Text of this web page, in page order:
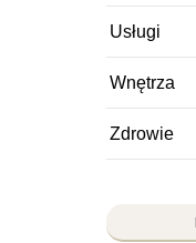
Usługi
Wnętrza
Zdrowie